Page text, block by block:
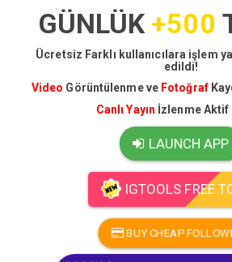
GÜNLÜK +500
Ücretsiz Farklı kullanıcılara işlem
edildi!
Video Görüntülenme ve Fotoğraf
Canlı Yayın İzlenme
LAUNCH APP
IGTOOLS FREE
BUY CHEAP